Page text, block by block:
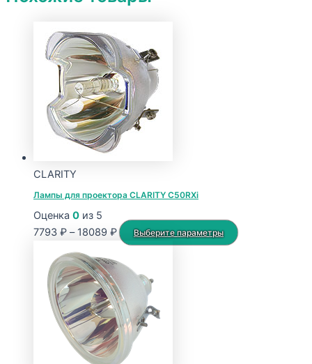
CLARITY
Лампы для проектора CLARITY C50RXi
Оценка 0 из 5
7793 ₽ – 18089 ₽Диапазон
цен:
7793 ₽
–
18089 ₽
Выберите параметры
Этот